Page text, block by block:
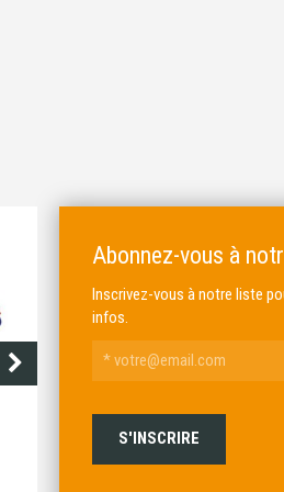
ALKAR
Abonnez-vous à
Inscrivez-vous à notre liste
infos.